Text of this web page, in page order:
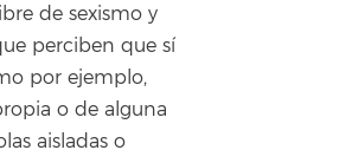
de sexismo y
perciben que sí
por ejemplo,
o de alguna
aisladas o